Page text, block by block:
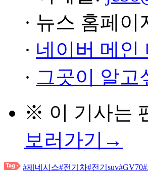
· 뉴스 홈페이
· 네이버 메
· 그곳이 알
※ 이 기사는
보러가기→
#제네시스#전기차#전기suv#GV70